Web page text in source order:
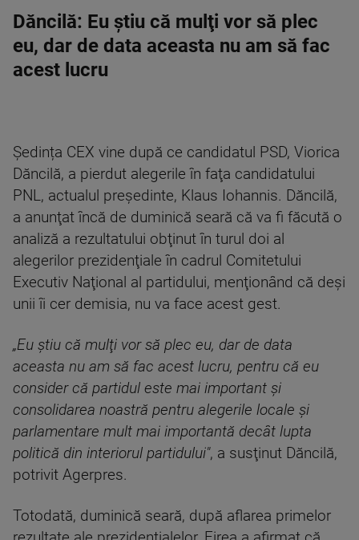
Dăncilă: Eu ştiu că mulţi vor să plec
eu, dar de data aceasta nu am să fac
acest lucru
Ședința CEX vine după ce candidatul PSD, Viorica
Dăncilă, a pierdut alegerile în faţa candidatului
PNL, actualul preşedinte, Klaus Iohannis. Dăncilă,
a anunţat încă de duminică seară că va fi făcută o
analiză a rezultatului obţinut în turul doi al
alegerilor prezidenţiale în cadrul Comitetului
Executiv Naţional al partidului, menţionând că deşi
unii îi cer demisia, nu va face acest gest.
„Eu ştiu că mulţi vor să plec eu, dar de data
aceasta nu am să fac acest lucru, pentru că eu
consider că partidul este mai important şi
consolidarea noastră pentru alegerile locale şi
parlamentare mult mai importantă decât lupta
politică din interiorul partidului", a susţinut Dăncilă,
potrivit Agerpres.
Totodată, duminică seară, după aflarea primelor